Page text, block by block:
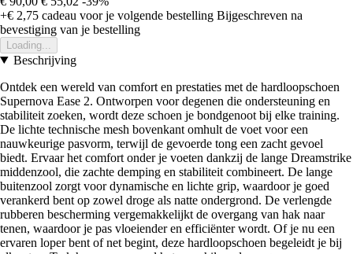
+€ 2,75 cadeau voor je volgende bestelling Bijgeschreven na
bevestiging van je bestelling
Loading...
Beschrijving
Ontdek een wereld van comfort en prestaties met de hardloopschoen
Supernova Ease 2. Ontworpen voor degenen die ondersteuning en
stabiliteit zoeken, wordt deze schoen je bondgenoot bij elke training.
De lichte technische mesh bovenkant omhult de voet voor een
nauwkeurige pasvorm, terwijl de gevoerde tong een zacht gevoel
biedt. Ervaar het comfort onder je voeten dankzij de lange Dreamstrike
middenzool, die zachte demping en stabiliteit combineert. De lange
buitenzool zorgt voor dynamische en lichte grip, waardoor je goed
verankerd bent op zowel droge als natte ondergrond. De verlengde
rubberen bescherming vergemakkelijkt de overgang van hak naar
tenen, waardoor je pas vloeiender en efficiënter wordt. Of je nu een
ervaren loper bent of net begint, deze hardloopschoen begeleidt je bij